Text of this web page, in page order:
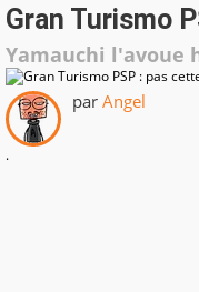
Gran Turismo
Yamauchi l'avoue
par Angel
.